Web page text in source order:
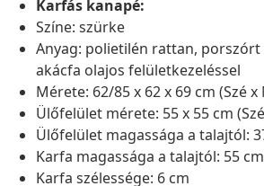
Karfás kanapé:
Színe: szürke
Anyag: polietilén rattan,
akácfa olajos felületkezeléssel
Mérete: 62/85 x 62 x 69 cm (Szé x
Ülőfelület mérete: 55 x 55 cm
Ülőfelület magassága a talajtól:
Karfa magassága a talajtól: 55 cm
Karfa szélessége: 6 cm